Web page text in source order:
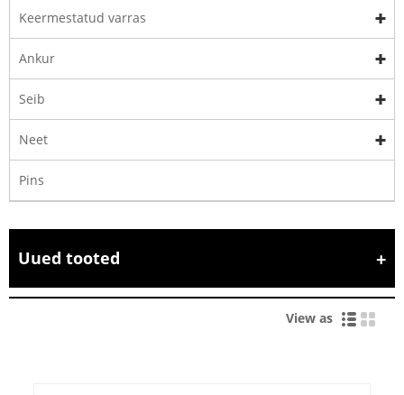
Keermestatud varras
Ankur
Seib
Neet
Pins
Uued tooted
View as